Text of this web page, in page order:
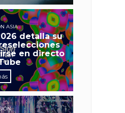
ASIA
detalla su
en directo